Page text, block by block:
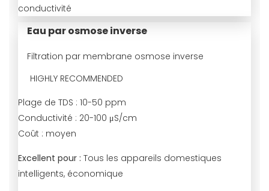
conductivité
Eau par osmose inverse
Filtration par membrane osmose inverse
HIGHLY RECOMMENDED
Plage de TDS : 10-50 ppm
Conductivité : 20-100 μS/cm
Coût : moyen
Excellent pour : Tous les appareils domestiques
intelligents, économique